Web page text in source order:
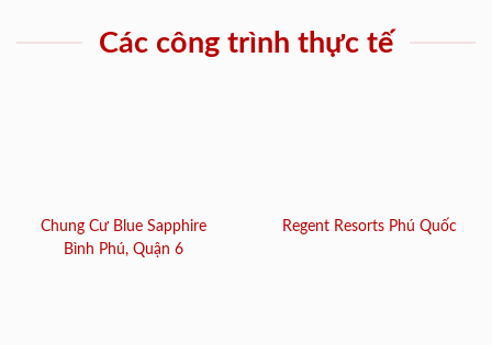
Các công trình thực tế
Chung Cư Blue Sapphire
Bình Phú, Quận 6
Regent Resorts Phú Quốc